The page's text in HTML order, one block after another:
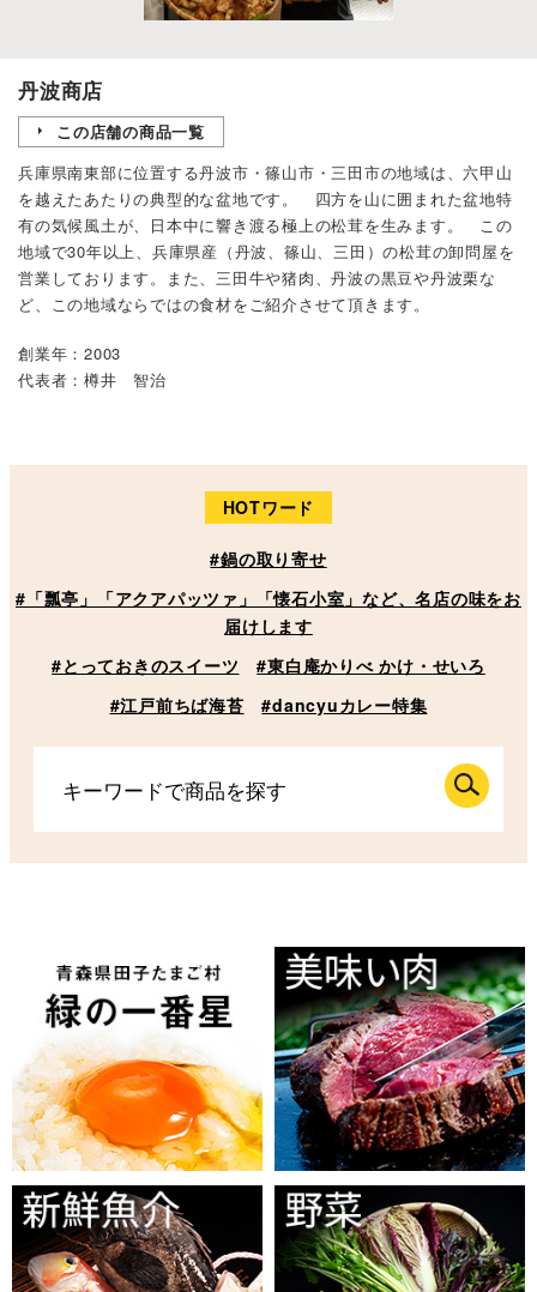
丹波商店
この店舗の商品一覧
兵庫県南東部に位置する丹波市・篠山市・三田市の地域は、六甲山
を越えたあたりの典型的な盆地です。 四方を山に囲まれた盆地特
有の気候風土が、日本中に響き渡る極上の松茸を生みます。 この
地域で30年以上、兵庫県産（丹波、篠山、三田）の松茸の卸問屋を
営業しております。また、三田牛や猪肉、丹波の黒豆や丹波栗な
ど、この地域ならではの食材をご紹介させて頂きます。
創業年：2003
代表者：樽井 智治
HOTワード
#鍋の取り寄せ
#「瓢亭」「アクアパッツァ」「懐石小室」など、名店の味をお
届けします
#とっておきのスイーツ
#東白庵かりべ かけ・せいろ
#江戸前ちば海苔
#dancyuカレー特集